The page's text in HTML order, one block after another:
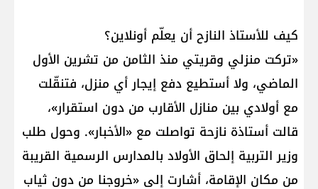
كيف للأستاذ النازح أن يعلّم أونلاين؟
«تركت منزلي وقريتي منذ الثامن من تشرين الأول
الماضي، ولا أستطيع دفع إيجار أي منزل، فتنقّلت
مع أولادي بين منازل الأقارب من دون استقرار»،
قالت أستاذة نازحة تواصلت مع «الأخبار». وحول طلب
وزير التربية إلحاق الأولاد بالمدارس الرسمية القريبة
من مكان الإقامة، أشارت إلى «خروجنا من دون ثياب